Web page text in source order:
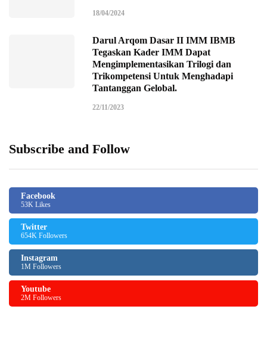
18/04/2024
Darul Arqom Dasar II IMM IBMB
Tegaskan Kader IMM Dapat
Mengimplementasikan Trilogi dan
Trikompetensi Untuk Menghadapi
Tantanggan Gelobal.
22/11/2023
Subscribe and Follow
Facebook
53K Likes
Twitter
654K Followers
Instagram
1M Followers
Youtube
2M Followers